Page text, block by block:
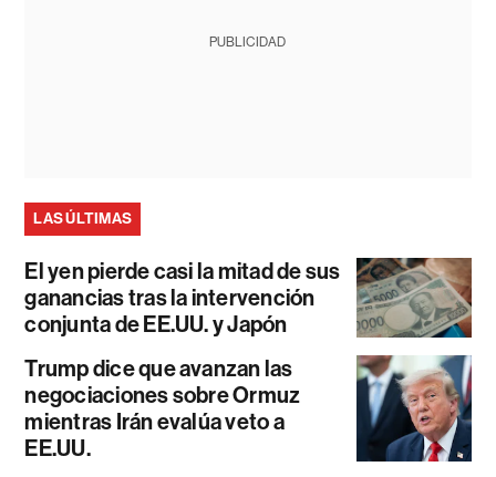
PUBLICIDAD
LAS ÚLTIMAS
El yen pierde casi la mitad de sus
ganancias tras la intervención
conjunta de EE.UU. y Japón
Trump dice que avanzan las
negociaciones sobre Ormuz
mientras Irán evalúa veto a
EE.UU.